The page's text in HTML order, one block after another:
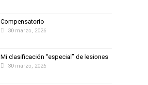
Compensatorio
30 marzo, 2026
Mi clasificación “especial” de lesiones
30 marzo, 2026